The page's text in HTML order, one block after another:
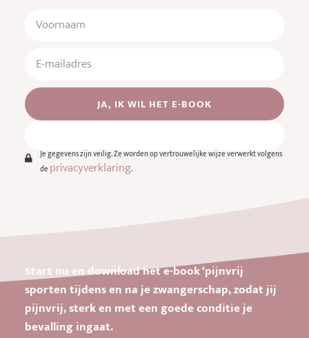
JA, IK WIL HET E-BOOK
Je gegevens zijn veilig. Ze worden op vertrouwelijke wijze verwerkt volgens
de privacyverklaring.
Start nu en download het e-book ‘pijnvrij
sporten tijdens en na je zwangerschap, zodat jij
pijnvrij, sterk en met een goede conditie je
bevalling ingaat.